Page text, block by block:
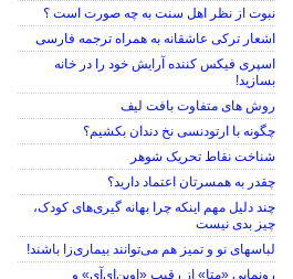
نبوت از نظر اهل سنت به چه صورت است ؟
اشعار ترکی عاشقانه به همراه ترجمه فارسی
اسپری فیکس کننده آرایش خود را در خانه
بسازید!
روش های متفاوت بافت لیف
چگونه با ارتودنسی نخ دندان بکشیم؟
شناخت نقاط تحریک شوهر
چقدر به همسرتان اعتماد دارید؟
چند دلیل مهم اینکه چرا بهانه گیری‌های کودک،
چیز بدی نیست
لباس‎های نو و تمیز هم می‌توانند بیماری‌زا باشند!
رونمایی «متا» از رقیب «اوپن‌ای‌آی» و